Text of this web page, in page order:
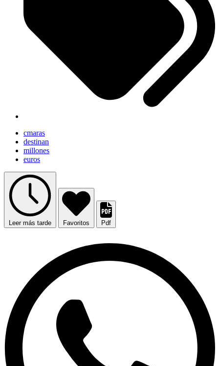
cmaras
destinan
millones
euros
Leer más tarde Favoritos Pdf